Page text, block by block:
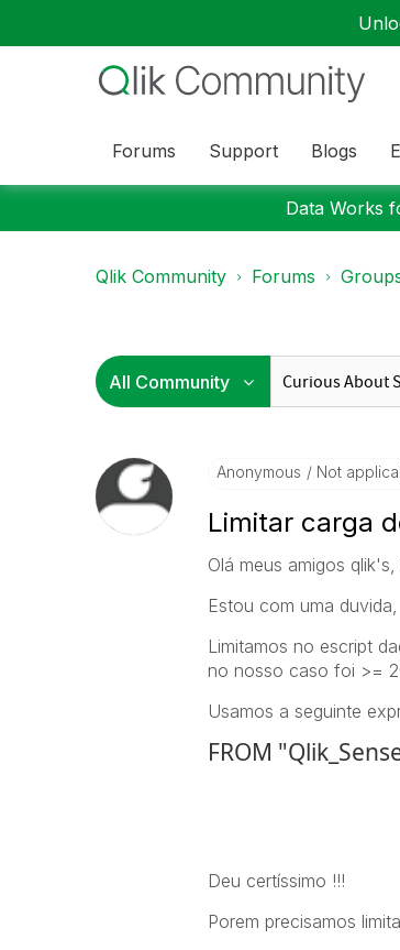
Forums Support Blogs
Data Works
Qlik Community Forums
Anonymous Not
Limitar carga
Olá meus amigos
Estou com uma duvida,
Limitamos no escript
no nosso caso foi >=
Usamos a seguinte
FROM
Deu certíssimo !!!
Porem precisamos